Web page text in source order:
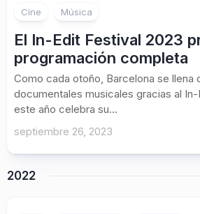
Cine Música
El In-Edit Festival 2023
programación completa
Como cada otoño, Barcelona se llena
documentales musicales gracias al
este año celebra su...
septiembre 26, 2023
2022